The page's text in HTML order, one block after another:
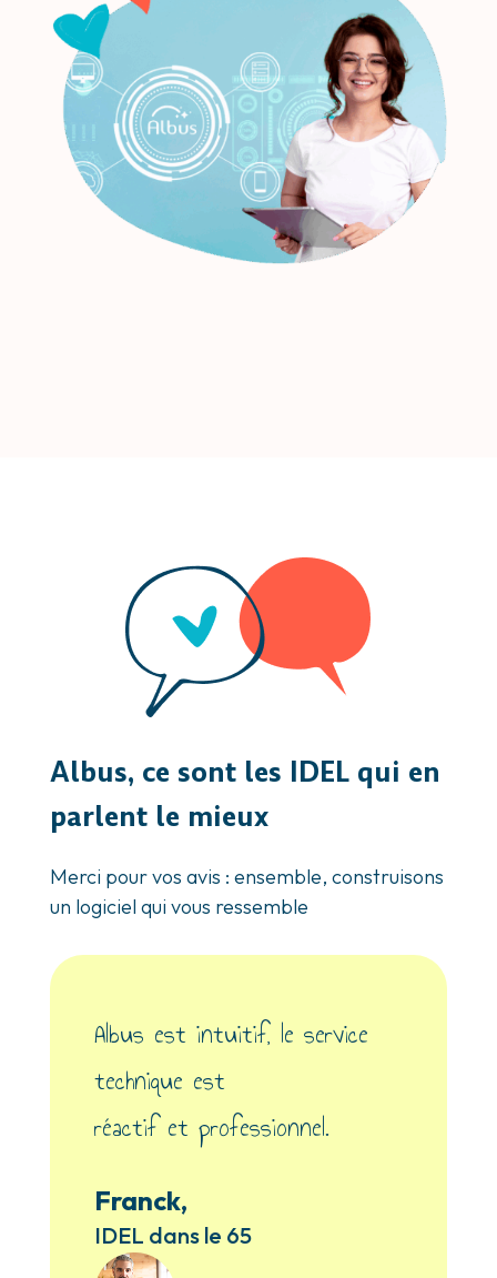
Albus, ce sont les IDEL qui en
parlent le mieux
Merci pour vos avis : ensemble, construisons
un logiciel qui vous ressemble
Albus est intuitif, le service
technique est
réactif et professionnel.
Franck,
IDEL dans le 65